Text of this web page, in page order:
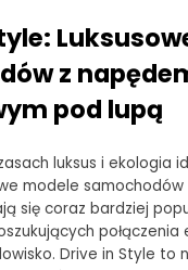
z
pod lupą
luksus i ekologia
modele
się coraz bardziej
połączenia
Drive in Style to